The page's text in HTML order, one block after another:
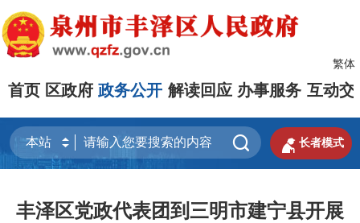
繁体
首页 区政府 政务公开 解读回应 办事服务 互动交
  长者模式
丰泽区党政代表团到三明市建宁县开展